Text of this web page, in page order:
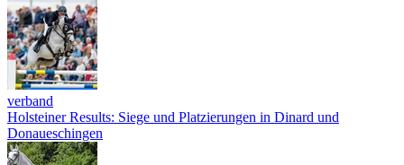
verband
Holsteiner Results: Siege und Platzierungen in Dinard und
Donaueschingen